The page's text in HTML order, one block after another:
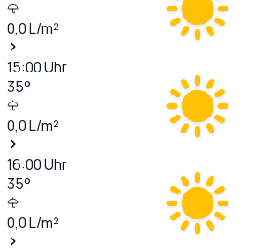
0,0L/m²
15:00Uhr
35°
0,0L/m²
16:00Uhr
35°
0,0L/m²